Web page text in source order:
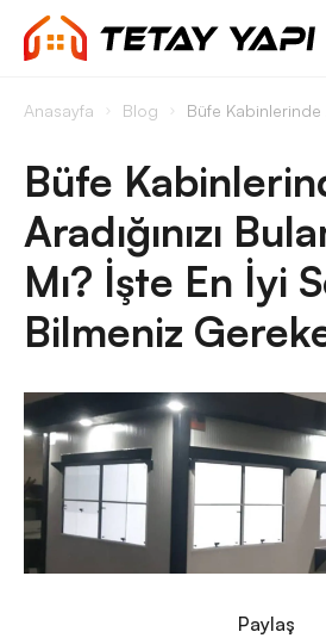
Anasayfa Blog Büfe Kabinlerinde
Büfe
Aradığınızı
Mı? İşte En İyi
Bilmeniz
Paylaş